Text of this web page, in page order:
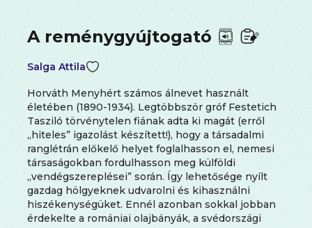
A reménygyújtogató
Salga Attila
Horváth Menyhért számos álnevet használt
életében (1890-1934). Legtöbbször gróf Festetich
Tasziló törvénytelen fiának adta ki magát (erről
„hiteles” igazolást készített!), hogy a társadalmi
ranglétrán előkelő helyet foglalhasson el, nemesi
társaságokban fordulhasson meg külföldi
„vendégszereplései” során. Így lehetősége nyílt
gazdag hölgyeknek udvarolni és kihasználni
hiszékenységüket. Ennél azonban sokkal jobban
érdekelte a romániai olajbányák, a svédországi